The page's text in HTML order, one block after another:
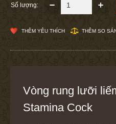
Số lượng:
THÊM YÊU THÍCH THÊM SO
Vòng rung lưỡi
Stamina Cock